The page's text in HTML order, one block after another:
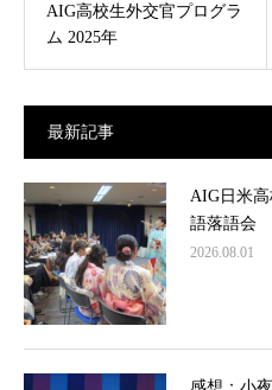
AIG高校生外交官プログラ
ム 2025年
最新記事
AIG日米
語落語会
2026.08.01